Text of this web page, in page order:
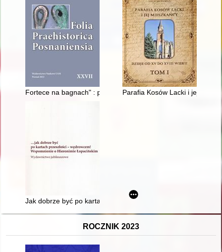
Fortece na bagnach" : pierwsze interdyscyplinarne badania
Parafia Kosów Lacki i jej
Jak dobrze być po kartach przeszłości - wędrowcem! :
ROCZNIK 2023